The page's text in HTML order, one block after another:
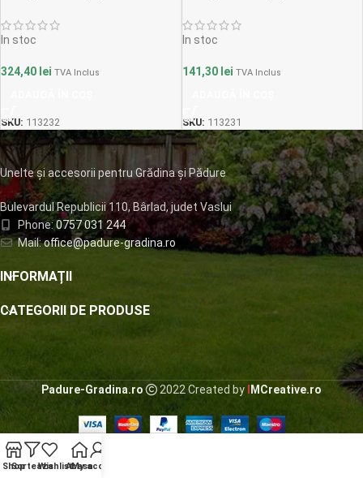
In stoc
324,40 lei TVA Inclus
SKU: 113232
In stoc
141,30 lei TVA Inclus
SKU: 113231
Unelte și accesorii pentru Grădina și Pădure
Bulevardul Republicii 110, Bârlad, judet Vaslui
Phone:0757 031 244
Mail:office@padure-gradina.ro
INFORMAȚII
CATEGORII DE PRODUSE
Padure-Gradina.ro 2022 Created by MCreative.ro
Shop
SorteazaWishlistAcasa
My account